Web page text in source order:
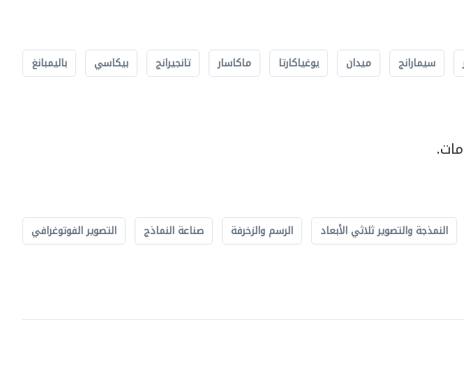
سيمارانج ميدان يوغياكارتا ماكاسار تانجيرانج بيكاسي باليمبانغ
النمذجة والتصوير ثلاثي الأبعاد الرسم والزخرفة صناعة النماذج
التصوير الفوتوغرافي